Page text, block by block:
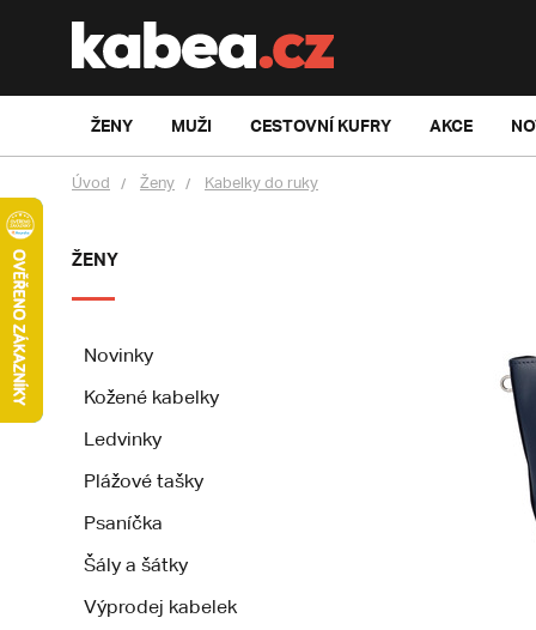
ŽENY MUŽI CESTOVNÍ KUFRY AKCE
Úvod Ženy Kabelky do ruky
ŽENY
Novinky
Kožené kabelky
Ledvinky
Plážové tašky
Psaníčka
Šály a šátky
Výprodej kabelek